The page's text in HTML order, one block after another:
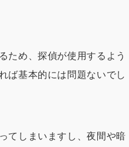
ため、探偵が使用するよう
ば基本的には問題ないでし
てしまいますし、夜間や暗